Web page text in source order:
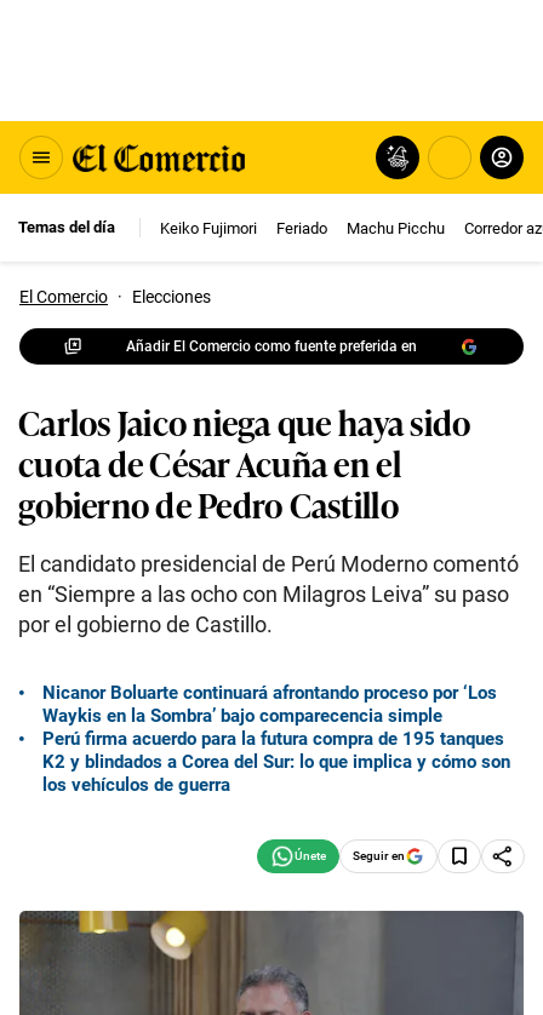
Temas del día Keiko Fujimori Feriado Machu Picchu Corredor
El Comercio · Elecciones
Añadir El Comercio como fuente preferida en
Carlos Jaico niega que haya sido
cuota de César Acuña en el
gobierno de Pedro Castillo
El candidato presidencial de Perú Moderno comentó
en “Siempre a las ocho con Milagros Leiva” su paso
por el gobierno de Castillo.
Nicanor Boluarte continuará afrontando proceso por ‘Los
Waykis en la Sombra’ bajo comparecencia simple
Perú firma acuerdo para la futura compra de 195 tanques
K2 y blindados a Corea del Sur: lo que implica y cómo son
los vehículos de guerra
Seguir en